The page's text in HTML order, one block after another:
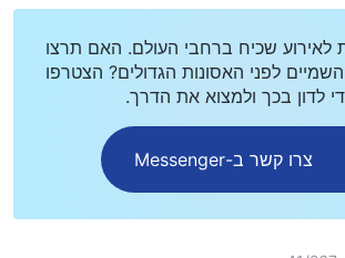
לאירוע שכיח ברחבי העולם. האם תרצו
לפני האסונות הגדולים? הצטרפו
לדון בכך ולמצוא את הדרך.
צרו קשר ב-Messenger